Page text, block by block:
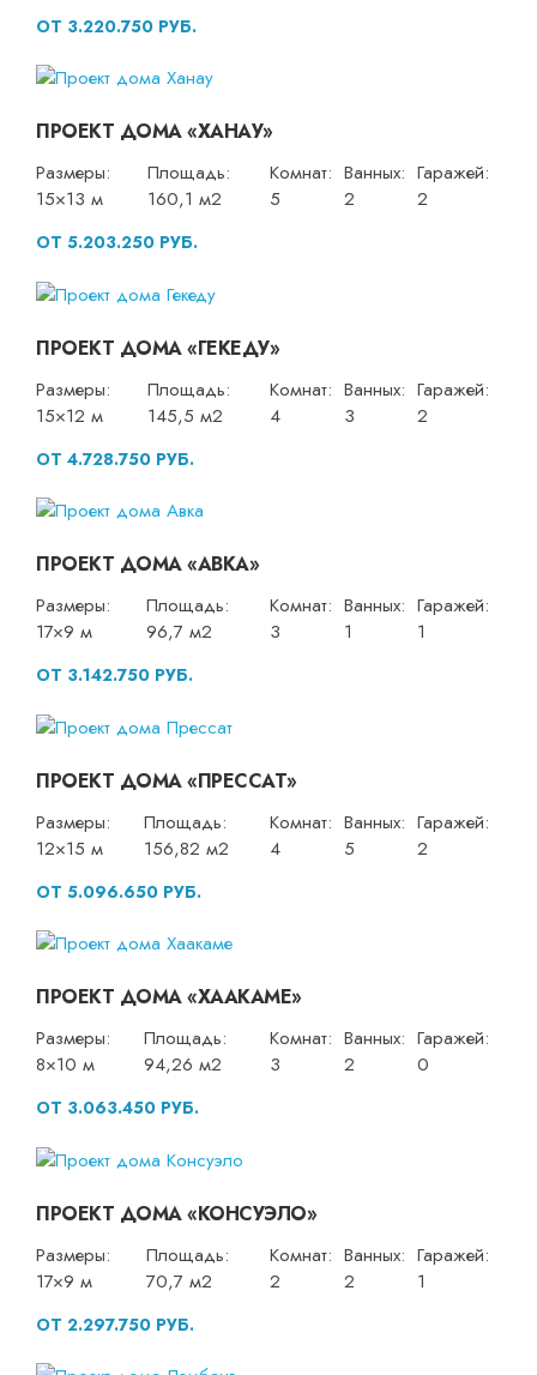
ОТ 3.220.750 РУБ.
ПРОЕКТ ДОМА «ХАНАУ»
Размеры:
15×13 м
Площадь:
160,1 м2
Комнат:
5
Ванных:
2
Гаражей:
2
ОТ 5.203.250 РУБ.
ПРОЕКТ ДОМА «ГЕКЕДУ»
Размеры:
15×12 м
Площадь:
145,5 м2
Комнат:
4
Ванных:
3
Гаражей:
2
ОТ 4.728.750 РУБ.
ПРОЕКТ ДОМА «АВКА»
Размеры:
17×9 м
Площадь:
96,7 м2
Комнат:
3
Ванных:
1
Гаражей:
1
ОТ 3.142.750 РУБ.
ПРОЕКТ ДОМА «ПРЕССАТ»
Размеры:
12×15 м
Площадь:
156,82 м2
Комнат:
4
Ванных:
5
Гаражей:
2
ОТ 5.096.650 РУБ.
ПРОЕКТ ДОМА «ХААКАМЕ»
Размеры:
8×10 м
Площадь:
94,26 м2
Комнат:
3
Ванных:
2
Гаражей:
0
ОТ 3.063.450 РУБ.
ПРОЕКТ ДОМА «КОНСУЭЛО»
Размеры:
17×9 м
Площадь:
70,7 м2
Комнат:
2
Ванных:
2
Гаражей:
1
ОТ 2.297.750 РУБ.